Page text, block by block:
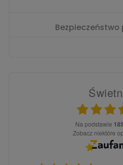
Na podstawie
Zobacz niektóre